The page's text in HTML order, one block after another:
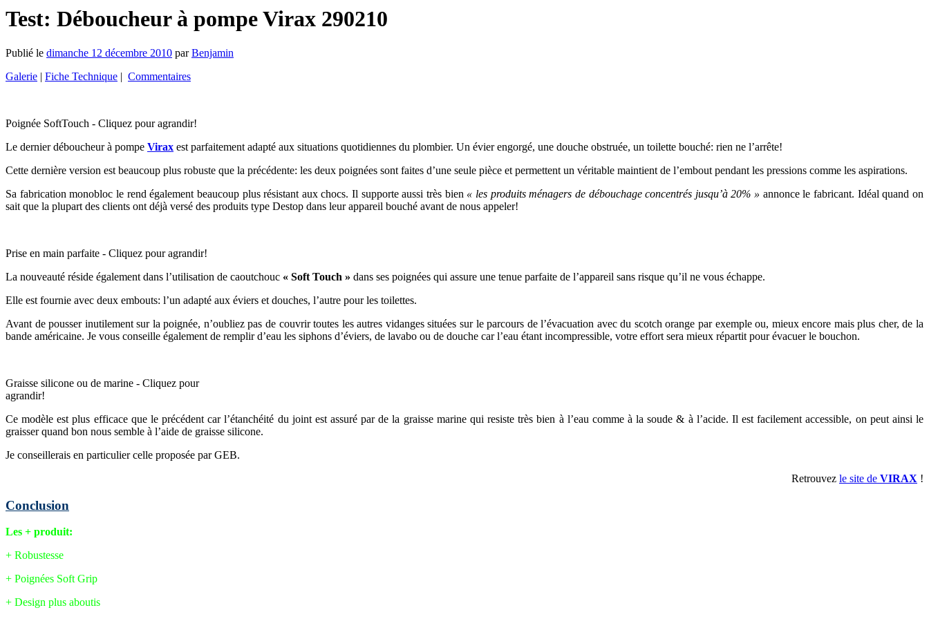
Test: Déboucheur à pompe Virax 290210
Publié le dimanche 12 décembre 2010 par Benjamin
Galerie | Fiche Technique | Commentaires
Poignée SoftTouch - Cliquez pour agrandir!
Le dernier déboucheur à pompe Virax est parfaitement adapté aux situations quotidiennes du plombier. Un évier engorgé, une douche obstruée, un toilette bouché: rien ne l’arrête!
Cette dernière version est beaucoup plus robuste que la précédente: les deux poignées sont faites d’une seule pièce et permettent un véritable maintient de l’embout pendant les pressions comme les aspirations.
Sa fabrication monobloc le rend également beaucoup plus résistant aux chocs. Il supporte aussi très bien « les produits ménagers de débouchage concentrés jusqu’à 20% » annonce le fabricant. Idéal quand on
sait que la plupart des clients ont déjà versé des produits type Destop dans leur appareil bouché avant de nous appeler!
Prise en main parfaite - Cliquez pour agrandir!
La nouveauté réside également dans l’utilisation de caoutchouc « Soft Touch » dans ses poignées qui assure une tenue parfaite de l’appareil sans risque qu’il ne vous échappe.
Elle est fournie avec deux embouts: l’un adapté aux éviers et douches, l’autre pour les toilettes.
Avant de pousser inutilement sur la poignée, n’oubliez pas de couvrir toutes les autres vidanges situées sur le parcours de l’évacuation avec du scotch orange par exemple ou, mieux encore mais plus cher, de la
bande américaine. Je vous conseille également de remplir d’eau les siphons d’éviers, de lavabo ou de douche car l’eau étant incompressible, votre effort sera mieux répartit pour évacuer le bouchon.
Graisse silicone ou de marine - Cliquez pour
agrandir!
Ce modèle est plus efficace que le précédent car l’étanchéité du joint est assuré par de la graisse marine qui resiste très bien à l’eau comme à la soude & à l’acide. Il est facilement accessible, on peut ainsi le
graisser quand bon nous semble à l’aide de graisse silicone.
Je conseillerais en particulier celle proposée par GEB.
Retrouvez le site de VIRAX !
Conclusion
Les + produit:
+ Robustesse
+ Poignées Soft Grip
+ Design plus aboutis